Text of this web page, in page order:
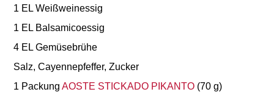
1 EL Weißweinessig
1 EL Balsamicoessig
4 EL Gemüsebrühe
Salz, Cayennepfeffer, Zucker
1 PackungAOSTE STICKADO PIKANTO (70 g)